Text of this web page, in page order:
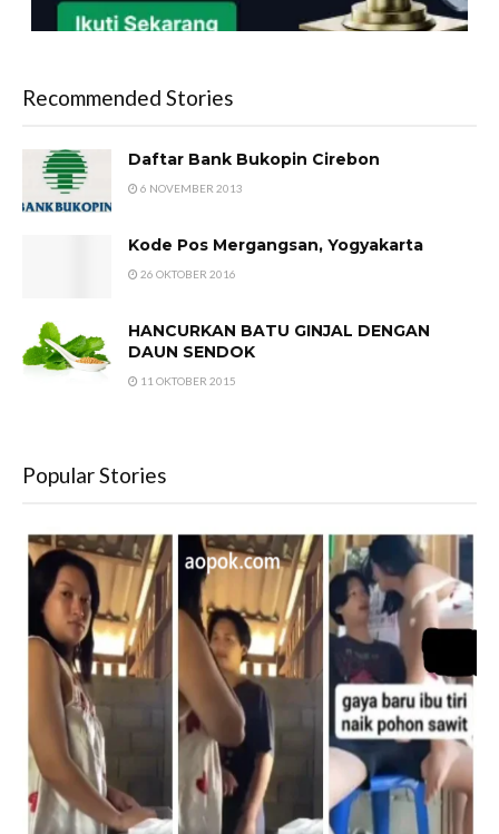
Recommended Stories
Daftar Bank Bukopin Cirebon
6 NOVEMBER 2013
Kode Pos Mergangsan, Yogyakarta
26 OKTOBER 2016
HANCURKAN BATU GINJAL DENGAN
DAUN SENDOK
11 OKTOBER 2015
Popular Stories